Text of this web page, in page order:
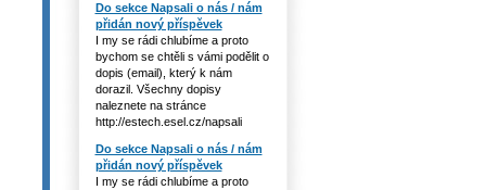
Do sekce Napsali o nás / nám
přidán nový příspěvek
I my se rádi chlubíme a proto
bychom se chtěli s vámi podělit o
dopis (email), který k nám
dorazil. Všechny dopisy
naleznete na stránce
http://estech.esel.cz/napsali
Do sekce Napsali o nás / nám
přidán nový příspěvek
I my se rádi chlubíme a proto